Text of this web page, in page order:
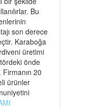
Bu
son derece
Karaboğa
üretimi
önde
20
ürünler